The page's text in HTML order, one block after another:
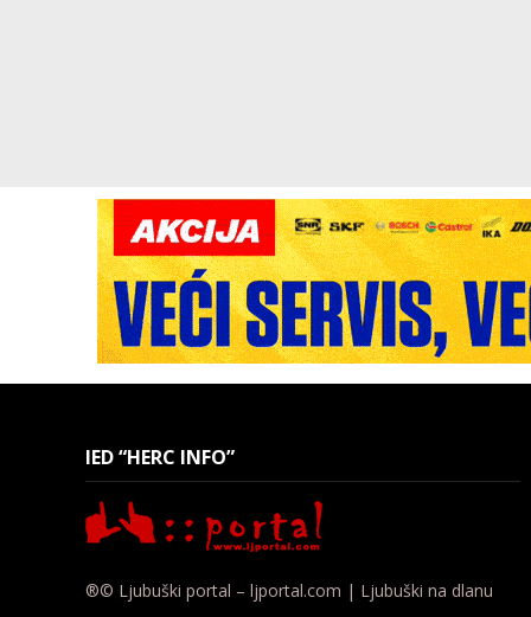
IED “HERC INFO”
®© Ljubuški portal – ljportal.com | Ljubuški na dlanu